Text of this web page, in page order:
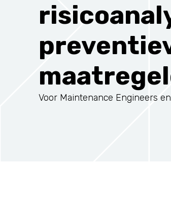
Voor Maintenance Engineers